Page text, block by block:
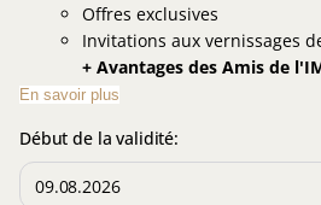
Début de la validité:
Offres exclusives
Invitations aux vernissages
+ Avantages des Amis de
En savoir plus